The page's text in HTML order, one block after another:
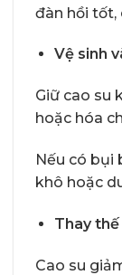
đàn hồi tốt,
Vệ sinh
Giữ cao su
hoặc hóa
Nếu có bụi
khô hoặc
Thay
Cao su